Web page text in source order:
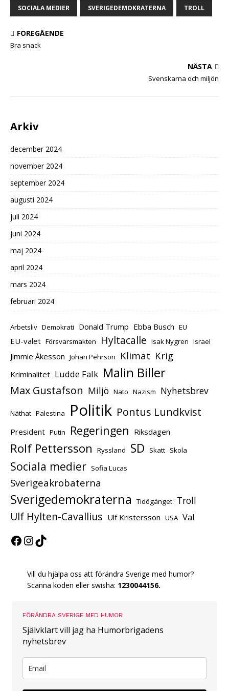
SOCIALA MEDIER SVERIGEDEMOKRATERNA TROLL
FÖREGÅENDE
Bra snack
NÄSTA
Svenskarna och miljön
Arkiv
december 2024
november 2024
september 2024
augusti 2024
juli 2024
juni 2024
maj 2024
april 2024
mars 2024
februari 2024
Arbetsliv Demokrati Donald Trump Ebba Busch EU
EU-valet Försvarsmakten Hyltacalle Isak Nygren Israel
Jimmie Åkesson Johan Pehrson Klimat Krig
Kriminalitet Ludde Falk Malin Biller
Max Gustafson Miljö Nato Nazism Nyhetsbrev
Näthat Palestina Politik Pontus Lundkvist
President Putin Regeringen Riksdagen
Rolf Pettersson Ryssland SD Skatt Skola
Sociala medier Sofia Lucas
Sverigeakrobaterna
Sverigedemokraterna Tidögänget Troll
Ulf Hylten-Cavallius Ulf Kristersson USA Val
Vill du hjälpa oss att förändra Sverige med humor?
Scanna koden eller swisha: 1230044156.
FÖRÄNDRA SVERIGE MED HUMOR
Självklart vill jag ha Humorbrigadens
nyhetsbrev